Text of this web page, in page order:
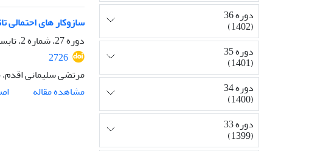
سازوکار های
دوره 27، شماره 2، تابستان 1393، صفحه
2726
مرتضی سلیمانی
مشاهده مقاله
دوره 36
(1402)
دوره 35
(1401)
دوره 34
(1400)
دوره 33
(1399)